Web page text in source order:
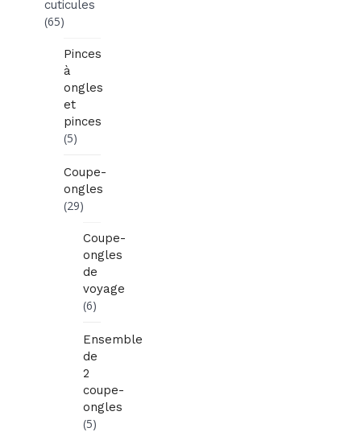
cuticules
(65)
Pinces
à
ongles
et
pinces
(5)
Coupe-
ongles
(29)
Coupe-
ongles
de
voyage
(6)
Ensemble
de
2
coupe-
ongles
(5)